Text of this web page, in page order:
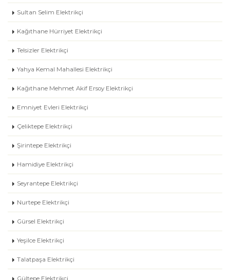
Sultan Selim Elektrikçi
Kağıthane Hürriyet Elektrikçi
Telsizler Elektrikçi
Yahya Kemal Mahallesi Elektrikçi
Kağıthane Mehmet Akif Ersoy Elektrikçi
Emniyet Evleri Elektrikçi
Çeliktepe Elektrikçi
Şirintepe Elektrikçi
Hamidiye Elektrikçi
Seyrantepe Elektrikçi
Nurtepe Elektrikçi
Gürsel Elektrikçi
Yeşilce Elektrikçi
Talatpaşa Elektrikçi
Gültepe Elektrikçi